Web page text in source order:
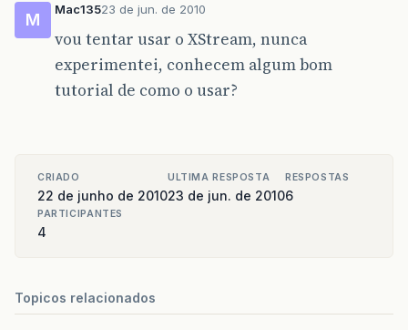
M
Mac13523 de jun. de 2010
vou tentar usar o XStream, nunca
experimentei, conhecem algum bom
tutorial de como o usar?
CRIADO
22 de junho de 2010
ULTIMA RESPOSTA
23 de jun. de 2010
RESPOSTAS
6
PARTICIPANTES
4
Topicos relacionados